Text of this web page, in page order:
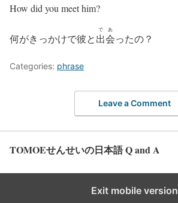
How did you meet him?
何がきっかけで彼と出会
であ
ったの？
Categories: phrase
Leave a Comment
TOMOEせんせいの日本語 Q and A
Exit mobile version